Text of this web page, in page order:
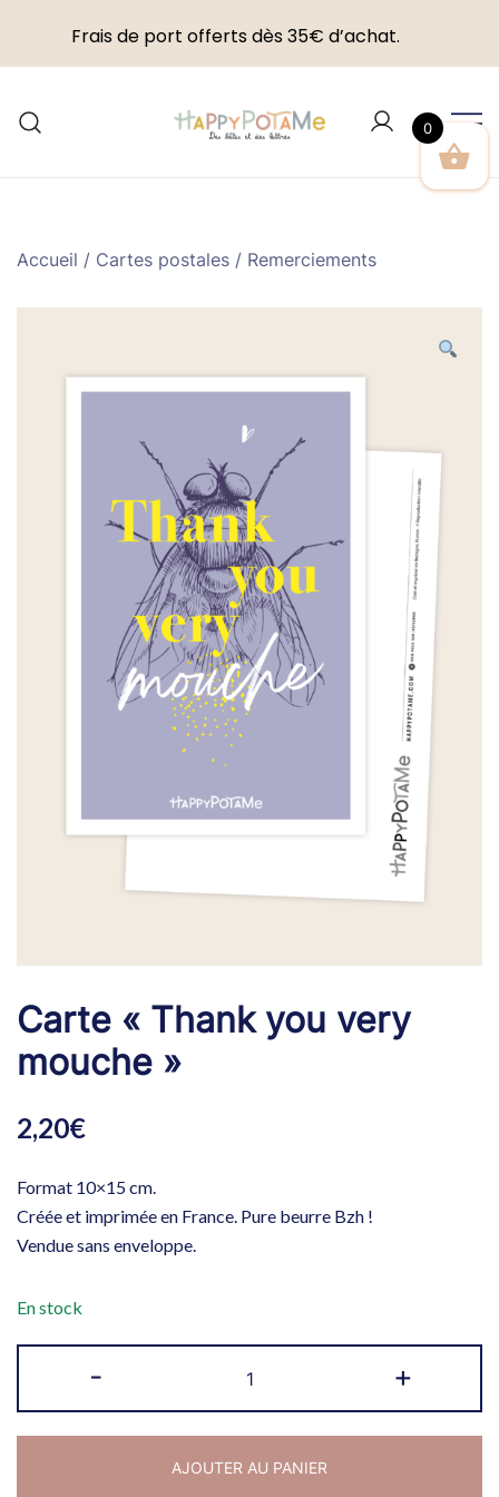
content
Accueil / Cartes postales / Remerciements
Carte « Thank you very
mouche »
2,20€
Format 10×15 cm.
Créée et imprimée en France. Pure beurre Bzh !
Vendue sans enveloppe.
En stock
-
de
Carte
you
+
AJOUTER AU PANIER
Frais de port offerts dès 35€ d’achat.
0